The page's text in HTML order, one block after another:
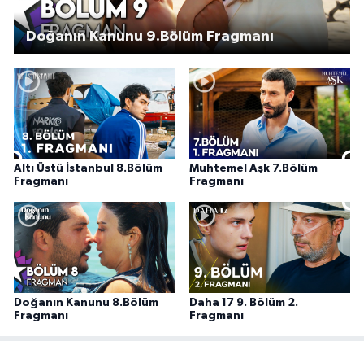
Doğanın Kanunu 9.Bölüm Fragmanı
Altı Üstü İstanbul 8.Bölüm
Fragmanı
Muhtemel Aşk 7.Bölüm
Fragmanı
Doğanın Kanunu 8.Bölüm
Fragmanı
Daha 17 9. Bölüm 2.
Fragmanı